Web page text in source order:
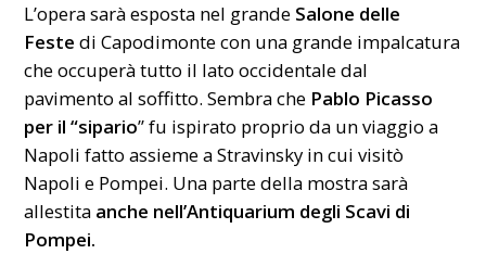
L’opera sarà esposta nel grande Salone delle
Feste di Capodimonte con una grande impalcatura
che occuperà tutto il lato occidentale dal
pavimento al soffitto. Sembra che Pablo Picasso
per il “sipario” fu ispirato proprio da un viaggio a
Napoli fatto assieme a Stravinsky in cui visitò
Napoli e Pompei. Una parte della mostra sarà
allestita anche nell’Antiquarium degli Scavi di
Pompei.